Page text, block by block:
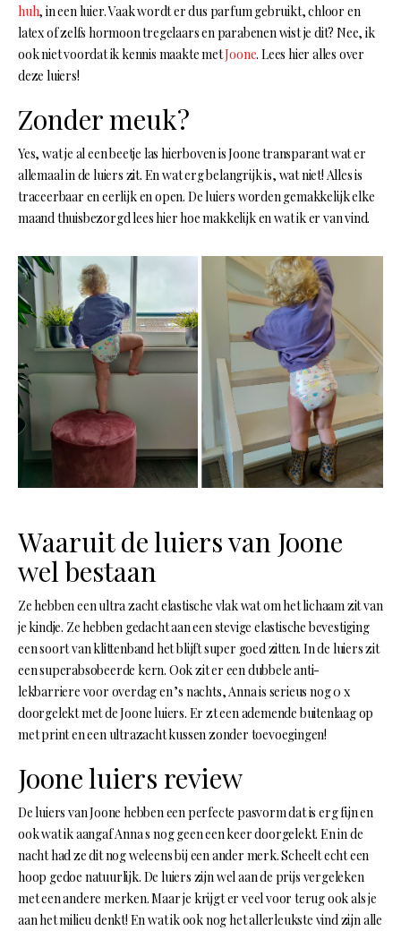
huh, in een luier. Vaak wordt er dus parfum gebruikt, chloor en
latex of zelfs hormoon tregelaars en parabenen wist je dit? Nee, ik
ook niet voordat ik kennis maakte metJoone. Lees hier alles over
deze luiers!
Zonder meuk?
Yes, wat je al een beetje las hierboven is Joone transparant wat er
allemaal in de luiers zit. En wat erg belangrijk is, wat niet! Alles is
traceerbaar en eerlijk en open. De luiers worden gemakkelijk elke
maand thuisbezorgd lees hier hoe makkelijk en wat ik er van vind.
Waaruit de luiers van Joone
wel bestaan
Ze hebben een ultra zacht elastische vlak wat om het lichaam zit van
je kindje. Ze hebben gedacht aan een stevige elastische bevestiging
een soort van klittenband het blijft super goed zitten. In de luiers zit
een superabsobeerde kern. Ook zit er een dubbele anti-
lekbarriere voor overdag en ’s nachts, Anna is serieus nog 0 x
doorgelekt met de Joone luiers. Er zt een ademende buitenlaag op
met print en een ultrazacht kussen zonder toevoegingen!
Joone luiers review
De luiers van Joone hebben een perfecte pasvorm dat is erg fijn en
ook wat ik aangaf Anna s nog geen een keer doorgelekt. En in de
nacht had ze dit nog weleens bij een ander merk. Scheelt echt een
hoop gedoe natuurlijk. De luiers zijn wel aan de prijs vergeleken
met een andere merken. Maar je krijgt er veel voor terug ook als je
aan het milieu denkt! En wat ik ook nog het allerleukste vind zijn alle